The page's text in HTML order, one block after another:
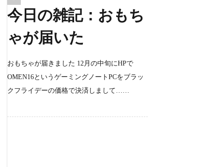
今日の雑記：おもち
ゃが届いた
おもちゃが届きました 12月の中旬にHPで
OMEN16というゲーミングノートPCをブラッ
クフライデーの価格で決済しまして……